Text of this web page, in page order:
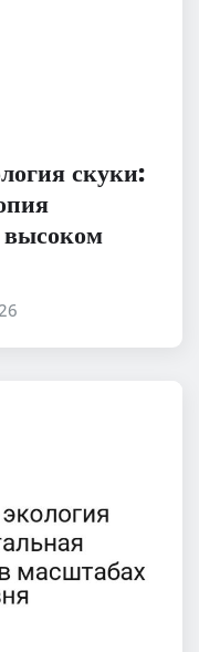
скуки:
высоком